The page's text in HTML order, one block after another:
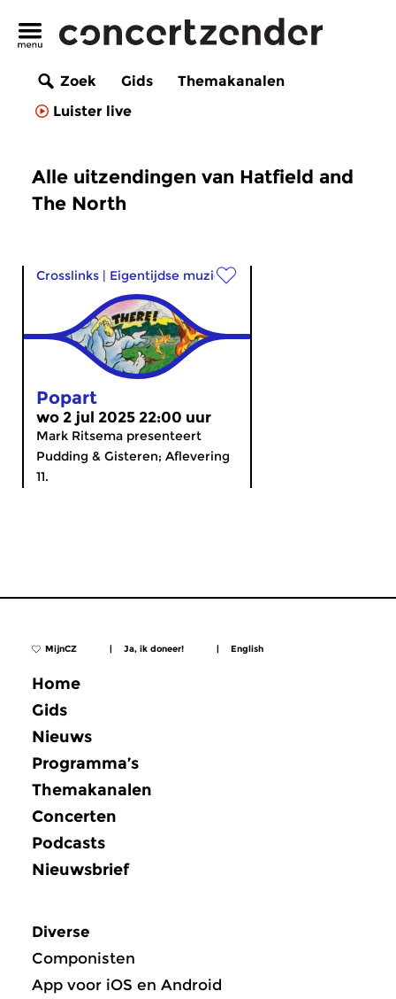
Zoek Gids
Themakanalen
Luister live
Alle uitzendingen van Hatfield and
The North
Crosslinks | Eigentijdse muziek
Popart
wo 2 jul 2025 22:00 uur
Mark Ritsema presenteert
Pudding & Gisteren; Aflevering
11.
MijnCZ | Ja, ik doneer! | English
Home
Gids
Nieuws
Programma’s
Themakanalen
Concerten
Podcasts
Nieuwsbrief
Diverse
Componisten
App voor iOS en Android